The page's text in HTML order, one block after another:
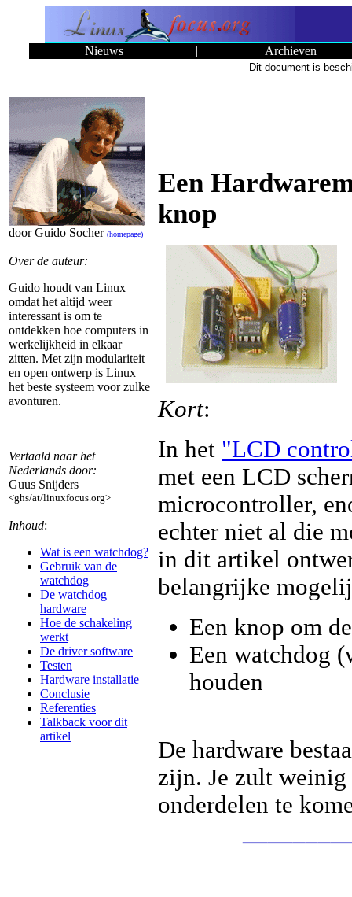
Nieuws | Archieven
Dit document is
door Guido Socher (homepage)
Over de auteur:
Guido houdt van Linux
omdat het altijd weer
interessant is om te
ontdekken hoe computers in
werkelijkheid in elkaar
zitten. Met zijn modulariteit
en open ontwerp is Linux
het beste systeem voor zulke
avonturen.
Vertaald naar het
Nederlands door:
Guus Snijders
<ghs/at/linuxfocus.org>
Inhoud:
Wat is een watchdog?
Gebruik van de
watchdog
De watchdog
hardware
Hoe de schakeling
werkt
De driver software
Testen
Hardware installatie
Conclusie
Referenties
Talkback voor dit
artikel
Een
knop
Kort:
In het "LCD
met een LCD
microcontroller,
echter niet al die
in dit artikel
belangrijke
Een knop om
Een watchdog
houden
De hardware
zijn. Je zult weinig
onderdelen te